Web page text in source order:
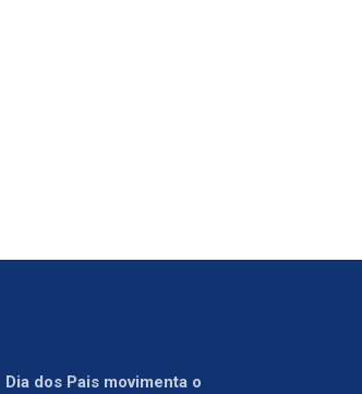
Dia dos Pais movimenta o